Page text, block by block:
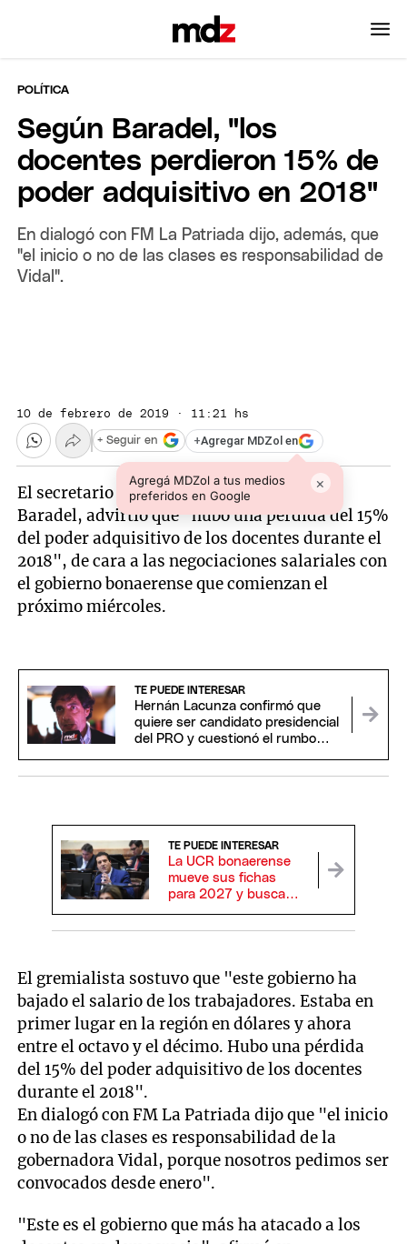
POLÍTICA
Según Baradel, "los
docentes perdieron 15% de
poder adquisitivo en 2018"
En dialogó con FM La Patriada dijo, además, que
"el inicio o no de las clases es responsabilidad de
Vidal".
10 de febrero de 2019 · 11:21 hs
+Agregar MDZol en
Agregá MDZol a tus medios
preferidos en Google
×
+ Seguir en
El secretario general de SUTEBA, Roberto
Baradel, advirtió que "hubo una pérdida del 15%
del poder adquisitivo de los docentes durante el
2018", de cara a las negociaciones salariales con
el gobierno bonaerense que comienzan el
próximo miércoles.
TE PUEDE INTERESAR
Hernán Lacunza confirmó que
quiere ser candidato presidencial
del PRO y cuestionó el rumbo
TE PUEDE INTERESAR
La UCR bonaerense
mueve sus fichas
para 2027 y busca
El gremialista sostuvo que "este gobierno ha
bajado el salario de los trabajadores. Estaba en
primer lugar en la región en dólares y ahora
entre el octavo y el décimo. Hubo una pérdida
del 15% del poder adquisitivo de los docentes
durante el 2018".
En dialogó con FM La Patriada dijo que "el inicio
o no de las clases es responsabilidad de la
gobernadora Vidal, porque nosotros pedimos ser
convocados desde enero".
"Este es el gobierno que más ha atacado a los